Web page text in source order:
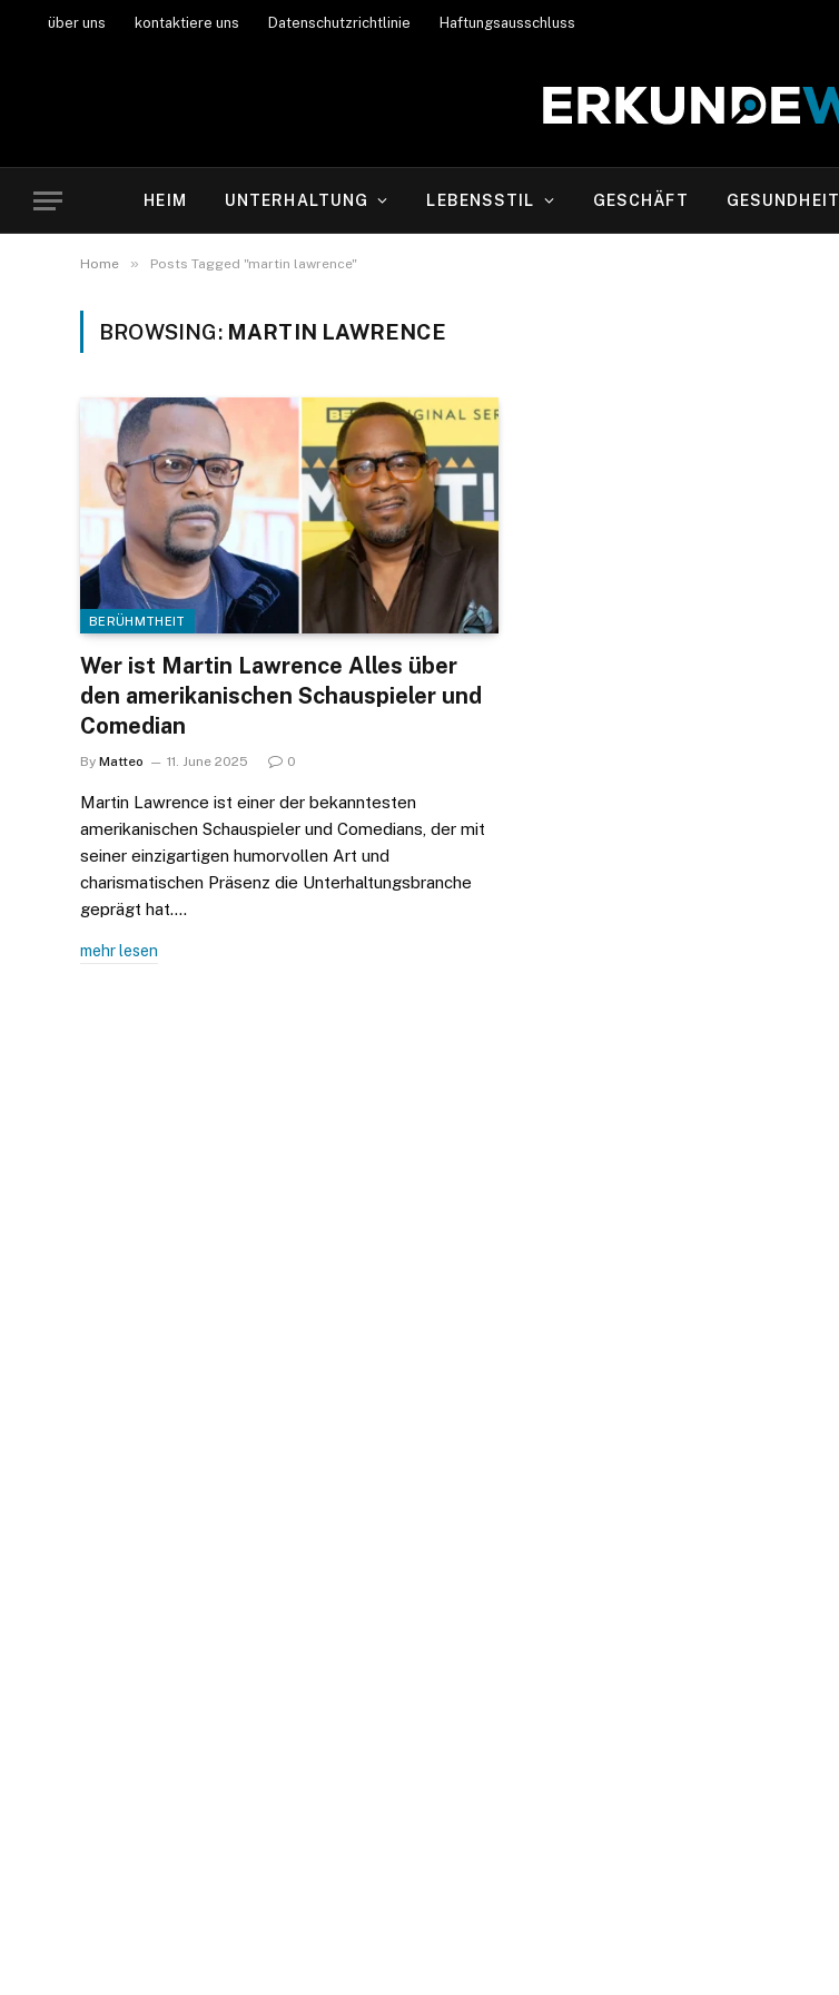
über uns kontaktiere uns Datenschutzrichtlinie Haftungsausschluss
HEIM UNTERHALTUNG LEBENSSTIL GESCHÄFT GESUNDHEIT
Home » Posts Tagged "martin lawrence"
BROWSING: MARTIN LAWRENCE
BERÜHMTHEIT
Wer ist Martin Lawrence Alles über
den amerikanischen Schauspieler und
Comedian
By Matteo 11. June 2025 0
Martin Lawrence ist einer der bekanntesten
amerikanischen Schauspieler und Comedians, der mit
seiner einzigartigen humorvollen Art und
charismatischen Präsenz die Unterhaltungsbranche
geprägt hat.…
mehr lesen